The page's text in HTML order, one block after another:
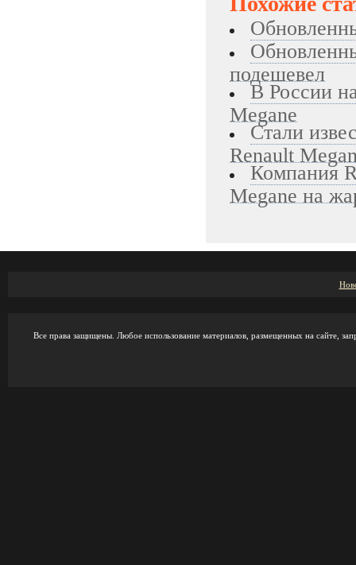
подешевел
В России
Megane
Стали
Renault
Компания
Megane на
Все права защищены. Любое использование материалов, размещенных на сайте,